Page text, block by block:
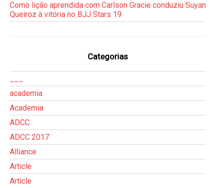
Como lição aprendida com Carlson Gracie conduziu Suyan
Queiroz à vitória no BJJ Stars 19
Categorias
academia
Academia
ADCC
ADCC 2017
Alliance
Article
Article